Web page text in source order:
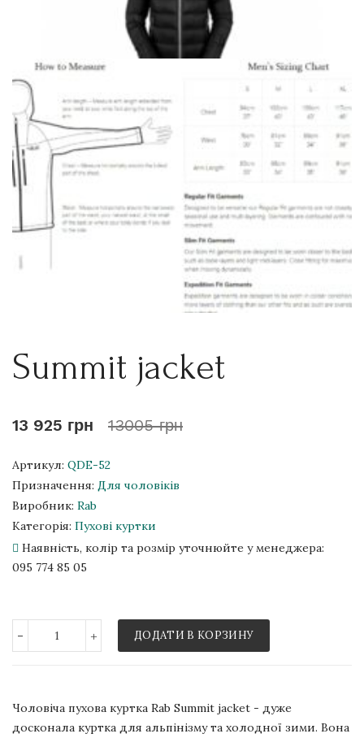
Summit jacket
13 925 грн 13005 грн
Артикул: QDE-52
Призначення: Для чоловіків
Виробник: Rab
Категорія: Пухові куртки
Наявність, колір та розмір уточнюйте у менеджера:
095 774 85 05
- + ДОДАТИ В КОРЗИНУ
Чоловіча пухова куртка Rab Summit jacket - дуже
досконала куртка для альпінізму та холодної зими. Вона